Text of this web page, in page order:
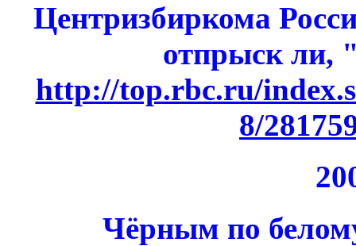
Центризбиркома
отпрыск ли,
http://top.rbc.ru/
8/
Чёрным по